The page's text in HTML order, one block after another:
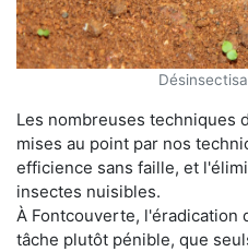
Les nombreuses techniques
mises au point par nos
efficience sans faille, et
insectes nuisibles.
À Fontcouverte, l'éradication
tâche plutôt pénible, que